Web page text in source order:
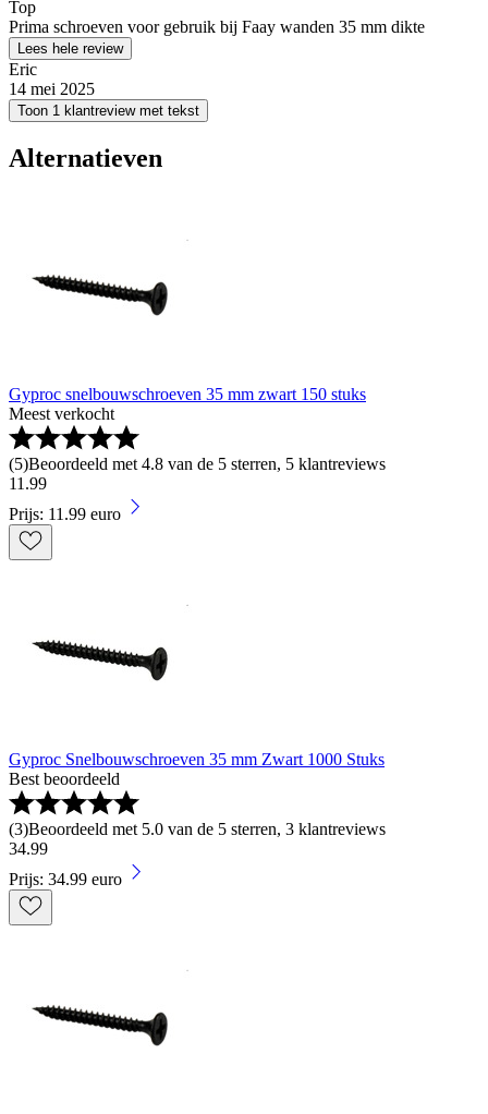
Top
Prima schroeven voor gebruik bij Faay wanden 35 mm dikte
Lees hele review
Eric
14 mei 2025
Toon 1 klantreview met tekst
Alternatieven
Gyproc snelbouwschroeven 35 mm zwart 150 stuks
Meest verkocht
(5)Beoordeeld met 4.8 van de 5 sterren, 5 klantreviews
11 .99
Prijs: 11.99 euro
Gyproc Snelbouwschroeven 35 mm Zwart 1000 Stuks
Best beoordeeld
(3)Beoordeeld met 5.0 van de 5 sterren, 3 klantreviews
34.99
Prijs: 34.99 euro